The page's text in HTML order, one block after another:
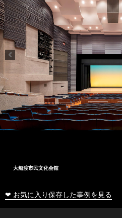
大船渡市民文化会館
❤ お気に入り保存した事例を見る